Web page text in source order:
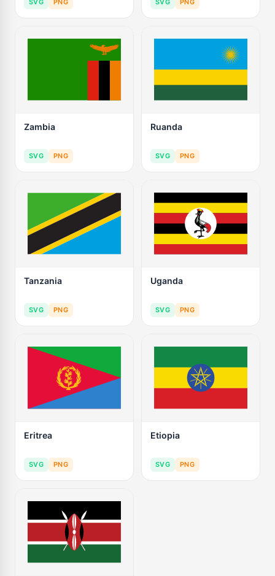
Zambia
SVG PNG
Ruanda
SVG PNG
Tanzania
SVG PNG
Uganda
SVG PNG
Eritrea
SVG PNG
Etiopia
SVG PNG